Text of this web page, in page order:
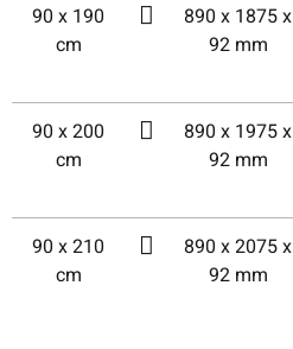
90 x 190
cm
890 x 1875 x
92 mm
90 x 200
cm
890 x 1975 x
92 mm
90 x 210
cm
890 x 2075 x
92 mm